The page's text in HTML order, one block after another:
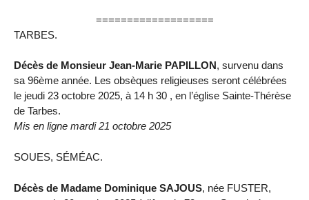
===================
TARBES.
Décès de Monsieur Jean-Marie PAPILLON, survenu dans
sa 96ème année. Les obsèques religieuses seront célébrées
le jeudi 23 octobre 2025, à 14 h 30 , en l’église Sainte-Thérèse
de Tarbes.
Mis en ligne mardi 21 octobre 2025
SOUES, SÉMÉAC.
Décès de Madame Dominique SAJOUS, née FUSTER,